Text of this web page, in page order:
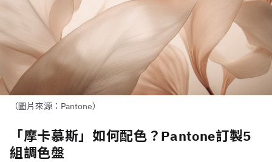
（圖片來源：Pantone）
「摩卡慕斯」如何配色？Pantone訂製5
組調色盤